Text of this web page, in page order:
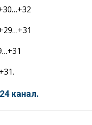
24 канал.